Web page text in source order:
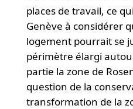
places de travail, ce
Genève à considérer
logement pourrait se
périmètre élargi
partie la zone de
question de la
transformation de la